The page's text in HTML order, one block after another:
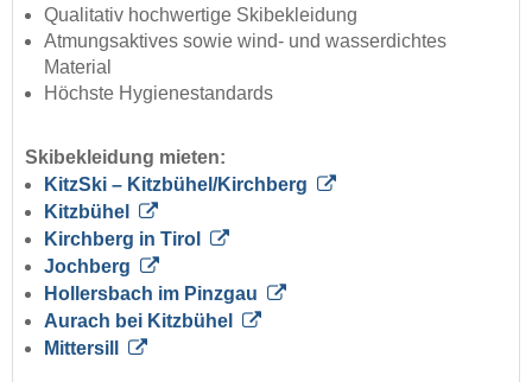
Qualitativ hochwertige Skibekleidung
Atmungsaktives sowie wind- und wasserdichtes
Material
Höchste Hygienestandards
Skibekleidung mieten:
KitzSki – Kitzbühel/​Kirchberg
Kitzbühel
Kirchberg in Tirol
Jochberg
Hollersbach im Pinzgau
Aurach bei Kitzbühel
Mittersill